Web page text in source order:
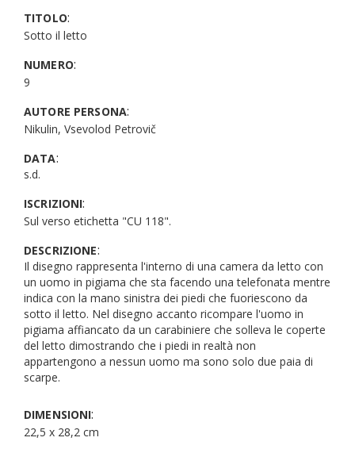
TITOLO:
Sotto il letto
NUMERO:
9
AUTORE PERSONA:
Nikulin, Vsevolod Petrovič
DATA:
s.d.
ISCRIZIONI:
Sul verso etichetta "CU 118".
DESCRIZIONE:
Il disegno rappresenta l'interno di una camera da letto con
un uomo in pigiama che sta facendo una telefonata mentre
indica con la mano sinistra dei piedi che fuoriescono da
sotto il letto. Nel disegno accanto ricompare l'uomo in
pigiama affiancato da un carabiniere che solleva le coperte
del letto dimostrando che i piedi in realtà non
appartengono a nessun uomo ma sono solo due paia di
scarpe.
DIMENSIONI:
22,5 x 28,2 cm